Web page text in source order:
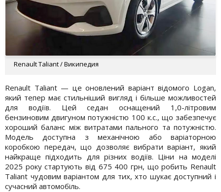
Renault Taliant / Википедия
Renault Taliant — це оновлений варіант відомого Logan,
який тепер має стильніший вигляд і більше можливостей
для водіїв. Цей седан оснащений 1,0-літровим
бензиновим двигуном потужністю 100 к.с., що забезпечує
хороший баланс між витратами пального та потужністю.
Модель доступна з механічною або варіаторною
коробкою передач, що дозволяє вибрати варіант, який
найкраще підходить для різних водіїв. Ціни на моделі
2025 року стартують від 675 400 грн, що робить Renault
Taliant чудовим варіантом для тих, хто шукає доступний і
сучасний автомобіль.